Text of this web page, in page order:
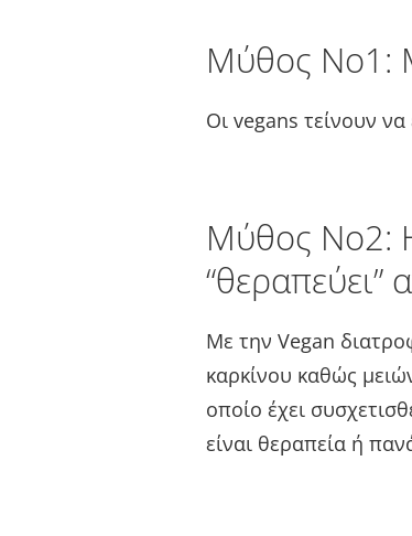
Μύθος Νο1:
Οι vegans τείνουν
Μύθος Νο2:
“θεραπεύει”
Με την Vegan
καρκίνου καθώς
οποίο έχει
είναι θεραπεία ή